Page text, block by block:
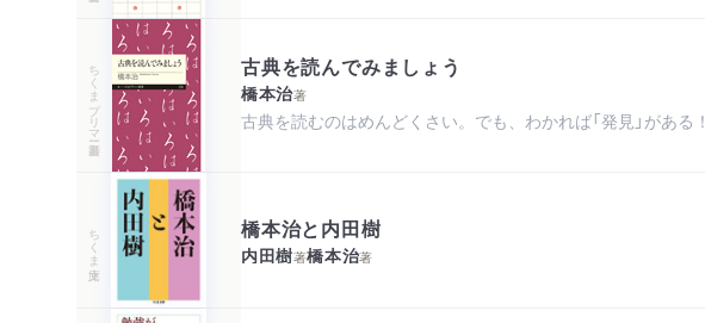
ちくまプリマー新書 古典を読んでみましょう
橋本治著
古典を読むのはめんどくさい。でも、わかれば「発見」がある！
ちくま文庫 橋本治と内田樹
内田樹著橋本治著